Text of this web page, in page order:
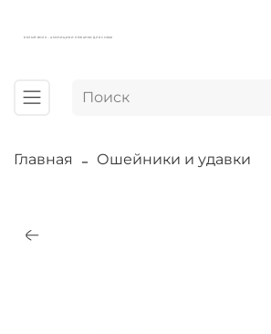
БЕЛЫЙ ВОЛК - АМУНИЦИЯ И ЛЕЖАНКИ ДЛЯ СОБАК
Главная Ошейники и удавки